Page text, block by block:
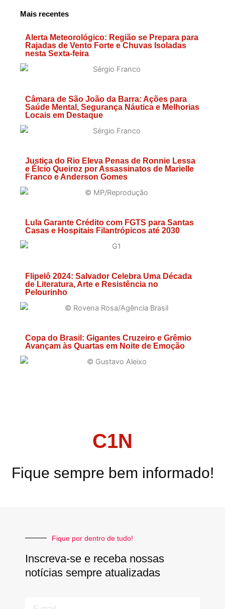
Mais recentes
Alerta Meteorológico: Região se Prepara para
Rajadas de Vento Forte e Chuvas Isoladas
nesta Sexta-feira
Câmara de São João da Barra: Ações para
Saúde Mental, Segurança Náutica e Melhorias
Locais em Destaque
Justiça do Rio Eleva Penas de Ronnie Lessa
e Élcio Queiroz por Assassinatos de Marielle
Franco e Anderson Gomes
Lula Garante Crédito com FGTS para Santas
Casas e Hospitais Filantrópicos até 2030
Flipelô 2024: Salvador Celebra Uma Década
de Literatura, Arte e Resistência no
Pelourinho
Copa do Brasil: Gigantes Cruzeiro e Grêmio
Avançam às Quartas em Noite de Emoção
C1N
Fique sempre bem informado!
Fique por dentro de tudo!
Inscreva-se e receba nossas
notícias sempre atualizadas